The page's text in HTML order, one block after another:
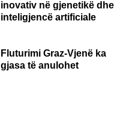
inovativ në gjenetikë dhe
inteligjencë artificiale
Fluturimi Graz-Vjenë ka
gjasa të anulohet